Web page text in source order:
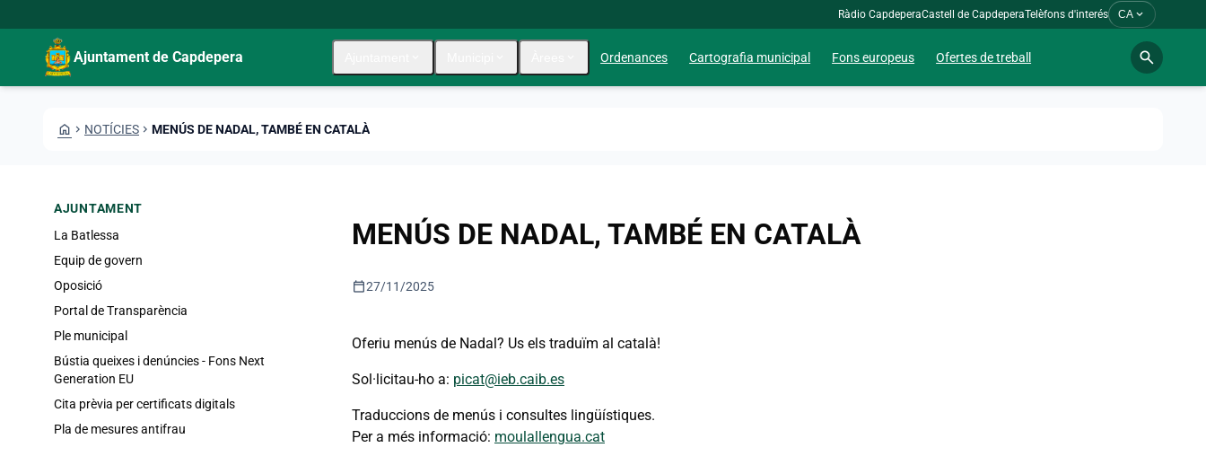
Ràdio CapdeperaCastell de CapdeperaTelèfons d'interés CA expand_more
Ajuntament de Capdepera Ordenances Cartografia municipal Fons europeus Ofertes de treball search
HOME CHEVRON_RIGHT NOTÍCIES CHEVRON_RIGHT MENÚS DE NADAL, TAMBÉ EN CATALÀ
AJUNTAMENT
La Batlessa
Equip de govern
Oposició
Portal de Transparència
Ple municipal
Bústia queixes i denúncies - Fons Next
Generation EU
Cita prèvia per certificats digitals
Pla de mesures antifrau
MENÚS DE NADAL, TAMBÉ EN CATALÀ
calendar_today27/11/2025
Oferiu menús de Nadal? Us els traduïm al català!
Sol·licitau-ho a: picat@ieb.caib.es
Traduccions de menús i consultes lingüístiques.
Per a més informació: moulallengua.cat